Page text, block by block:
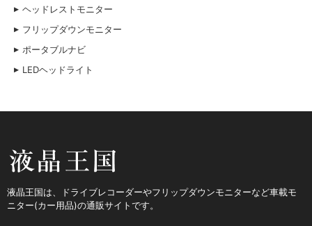
ヘッドレストモニター
フリップダウンモニター
ポータブルナビ
LEDヘッドライト
液晶王国は、ドライブレコーダーやフリップダウンモニターなど車載モ
ニター(カー用品)の通販サイトです。